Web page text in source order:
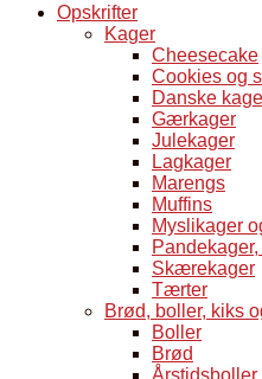
Opskrifter
Kager
Cheesecake
Cookies og
Danske
Gærkager
Julekager
Lagkager
Marengs
Muffins
Myslikager
Skærekager
Tærter
Brød, boller, kiks
Boller
Brød
Årstidsboller